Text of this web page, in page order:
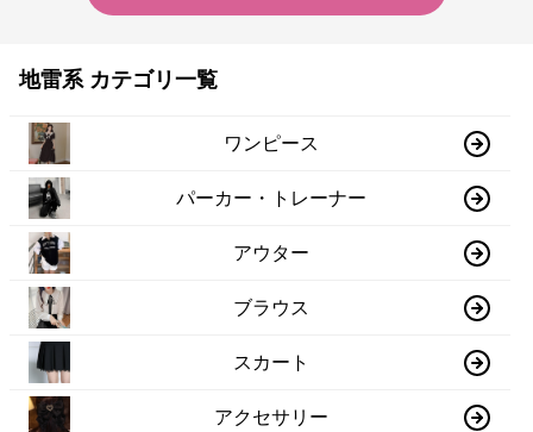
地雷系 カテゴリ一覧
ワンピース
パーカー・トレーナー
アウター
ブラウス
スカート
アクセサリー